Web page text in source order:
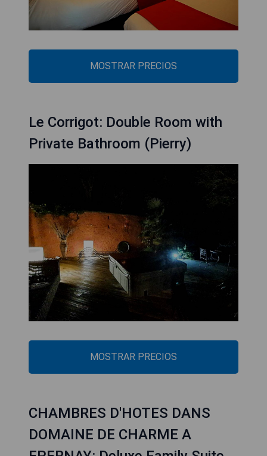
MOSTRAR PRECIOS
Le Corrigot: Double Room with
Private Bathroom (Pierry)
MOSTRAR PRECIOS
CHAMBRES D'HOTES DANS
DOMAINE DE CHARME A